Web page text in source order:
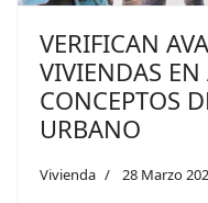
VERIFICAN
VIVIENDAS
CONCEPTOS
URBANO
Vivienda 28 Marzo